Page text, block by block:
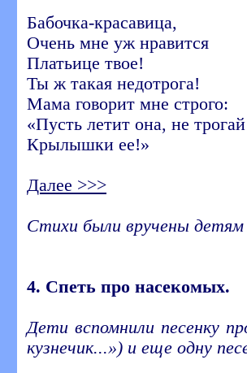
Бабочка-красавица,
Очень мне уж нравится
Платьице твое!
Ты ж такая недотрога!
Мама говорит мне строго:
«Пусть летит она, не трогай
Крылышки ее!»
Далее >>>
Стихи были вручены детям
4. Спеть про насекомых.
Дети вспомнили песенку
кузнечик...») и еще одну